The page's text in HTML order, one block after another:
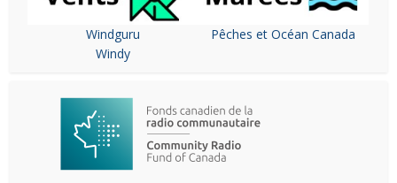
Windguru
Windy
Pêches et Océan Canada